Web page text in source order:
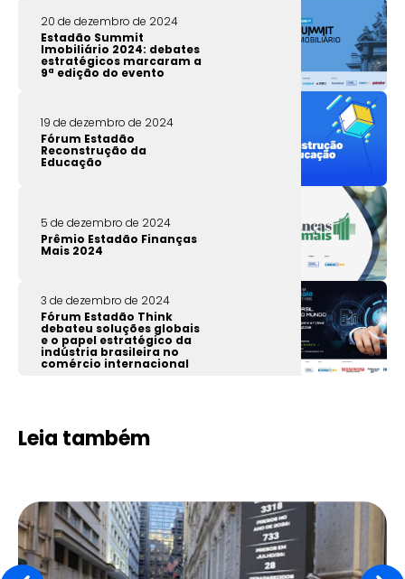
20 de dezembro de 2024
Estadão Summit
Imobiliário 2024: debates
estratégicos marcaram a
9ª edição do evento
19 de dezembro de 2024
Fórum Estadão
Reconstrução da
Educação
5 de dezembro de 2024
Prêmio Estadão Finanças
Mais 2024
3 de dezembro de 2024
Fórum Estadão Think
debateu soluções globais
e o papel estratégico da
indústria brasileira no
comércio internacional
Leia também